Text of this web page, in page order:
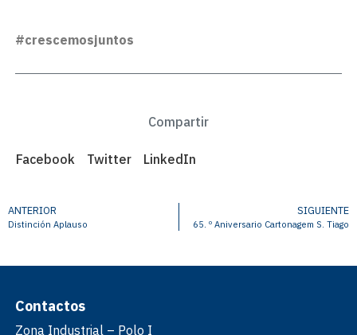
#crescemosjuntos
Compartir
Facebook Twitter LinkedIn
ANTERIOR
Distinción Aplauso
SIGUIENTE
65. º Aniversario Cartonagem S. Tiago
Contactos
Zona Industrial – Polo I